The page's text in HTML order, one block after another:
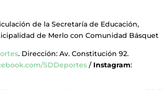
de la Secretaría de Educación,
de Merlo con Comunidad Básquet
. Dirección: Av. Constitución 92.
SDDeportes / Instagram: